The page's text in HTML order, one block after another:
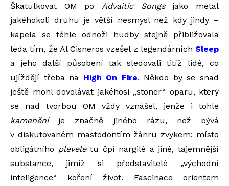
Škatulkovat OM po Advaitic Songsjako metal
jakéhokoli druhu je větší nesmysl než kdy jindy –
kapela se téhle odnoži hudby stejně přibližovala
leda tím, že Al Cisneros vzešel z legendárních Sleep
a jeho další působení tak sledovali titíž lidé, co
ujíždějí třeba na High On Fire. Někdo by se snad
ještě mohl dovolávat jakéhosi „stoner“ oparu, který
se nad tvorbou OM vždy vznášel, jenže i tohle
kameněníje značně jiného rázu, než bývá
v diskutovaném mastodontím žánru zvykem: místo
obligátního pleveletu čpí nargilé a jiné, tajemnější
substance, jimiž si představitelé „východní
inteligence“ koření život. Fascinace orientem